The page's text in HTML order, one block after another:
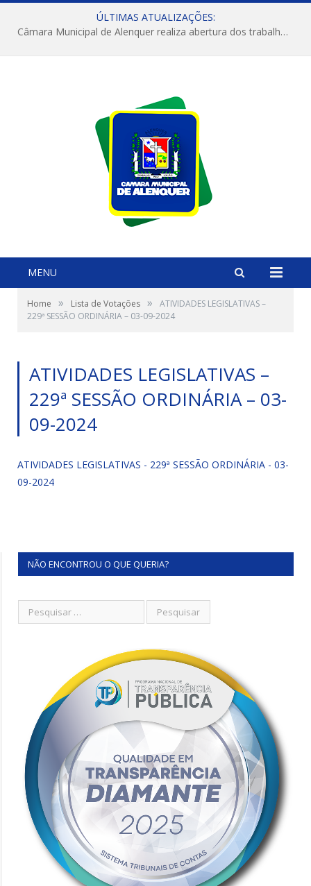
ÚLTIMAS ATUALIZAÇÕES:
Câmara Municipal de Alenquer realiza abertura dos trabalhos do 4º Período Legislativo
MENU
Home » Lista de Votações »
ATIVIDADES LEGISLATIVAS –
229ª SESSÃO ORDINÁRIA – 03-09-2024
ATIVIDADES LEGISLATIVAS –
229ª SESSÃO ORDINÁRIA – 03-
09-2024
ATIVIDADES LEGISLATIVAS - 229ª SESSÃO ORDINÁRIA - 03-
09-2024
NÃO ENCONTROU O QUE QUERIA?